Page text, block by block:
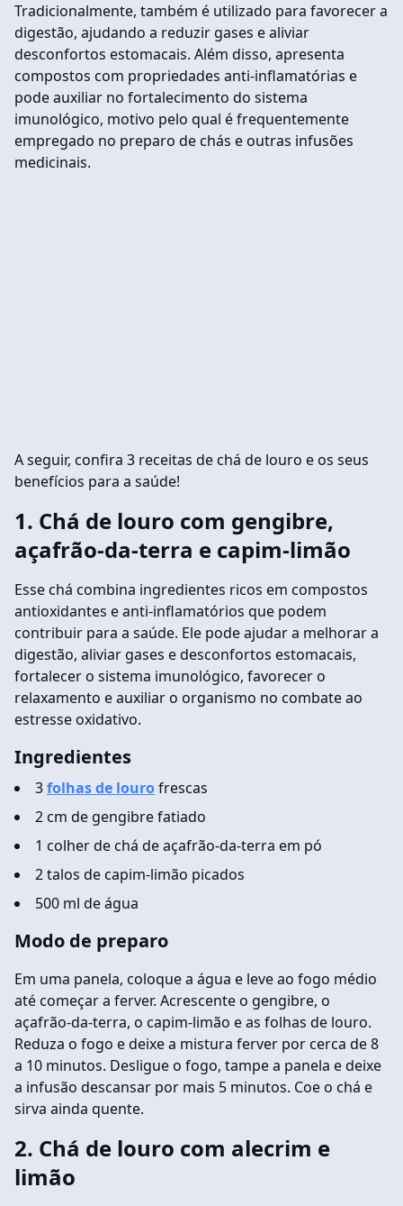
Tradicionalmente, também é utilizado para favorecer a
digestão, ajudando a reduzir gases e aliviar
desconfortos estomacais. Além disso, apresenta
compostos com propriedades anti-inflamatórias e
pode auxiliar no fortalecimento do sistema
imunológico, motivo pelo qual é frequentemente
empregado no preparo de chás e outras infusões
medicinais.
A seguir, confira 3 receitas de chá de louro e os seus
benefícios para a saúde!
1. Chá de louro com gengibre,
açafrão-da-terra e capim-limão
Esse chá combina ingredientes ricos em compostos
antioxidantes e anti-inflamatórios que podem
contribuir para a saúde. Ele pode ajudar a melhorar a
digestão, aliviar gases e desconfortos estomacais,
fortalecer o sistema imunológico, favorecer o
relaxamento e auxiliar o organismo no combate ao
estresse oxidativo.
Ingredientes
3folhas de lourofrescas
2 cm de gengibre fatiado
1 colher de chá de açafrão-da-terra em pó
2 talos de capim-limão picados
500 ml de água
Modo de preparo
Em uma panela, coloque a água e leve ao fogo médio
até começar a ferver. Acrescente o gengibre, o
açafrão-da-terra, o capim-limão e as folhas de louro.
Reduza o fogo e deixe a mistura ferver por cerca de 8
a 10 minutos. Desligue o fogo, tampe a panela e deixe
a infusão descansar por mais 5 minutos. Coe o chá e
sirva ainda quente.
2. Chá de louro com alecrim e
limão